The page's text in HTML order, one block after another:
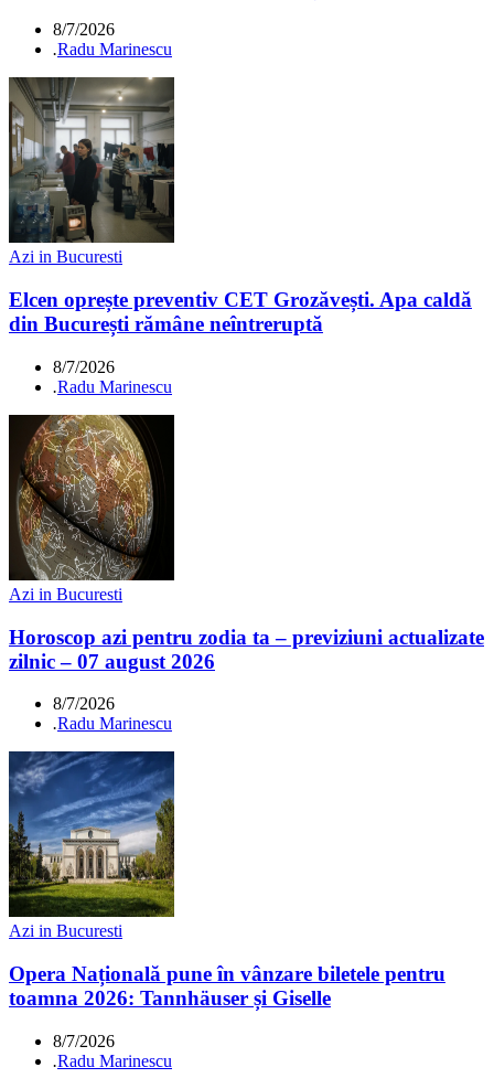
8/7/2026
.Radu Marinescu
Azi in Bucuresti
Elcen oprește preventiv CET Grozăvești. Apa caldă
din București rămâne neîntreruptă
8/7/2026
.Radu Marinescu
Azi in Bucuresti
Horoscop azi pentru zodia ta – previziuni actualizate
zilnic – 07 august 2026
8/7/2026
.Radu Marinescu
Azi in Bucuresti
Opera Națională pune în vânzare biletele pentru
toamna 2026: Tannhäuser și Giselle
8/7/2026
.Radu Marinescu